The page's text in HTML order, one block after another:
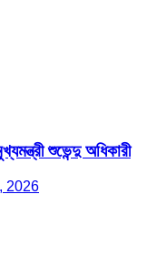
শুভেন্দু অধিকারী
2026